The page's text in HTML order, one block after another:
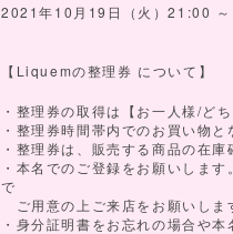
2021年 10 月 19 日（火）21:00 ～
【 Liquemの整理券 について】
・整理券の取得は【お一人様 /ど
・整理券時間帯内でのお買い物
・整理券は、販売する商品の在
・本名でのご登録をお願いしま
で
ご用意の上ご来店をお願いしま
・身分証明書をお忘れの場合や